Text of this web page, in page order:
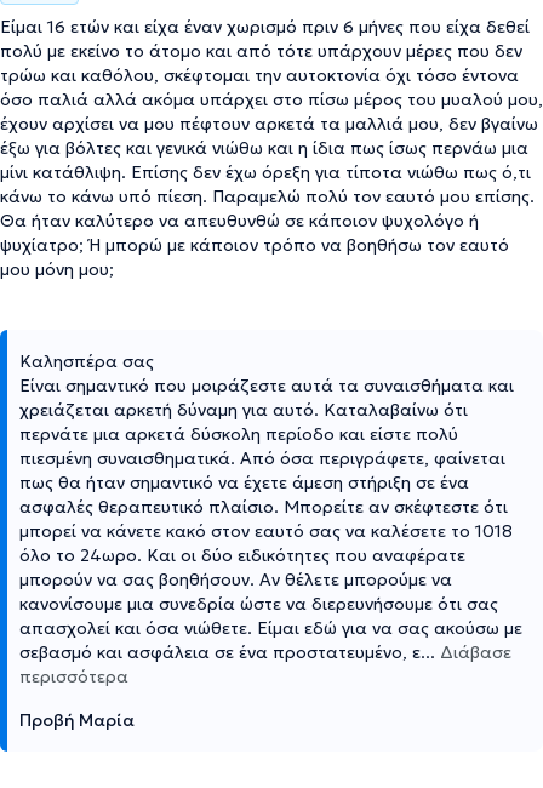
Είμαι 16 ετών και είχα έναν χωρισμό πριν 6 μήνες που είχα δεθεί
πολύ με εκείνο το άτομο και από τότε υπάρχουν μέρες που δεν
τρώω και καθόλου, σκέφτομαι την αυτοκτονία όχι τόσο έντονα
όσο παλιά αλλά ακόμα υπάρχει στο πίσω μέρος του μυαλού μου,
έχουν αρχίσει να μου πέφτουν αρκετά τα μαλλιά μου, δεν βγαίνω
έξω για βόλτες και γενικά νιώθω και η ίδια πως ίσως περνάω μια
μίνι κατάθλιψη. Επίσης δεν έχω όρεξη για τίποτα νιώθω πως ό,τι
κάνω το κάνω υπό πίεση. Παραμελώ πολύ τον εαυτό μου επίσης.
Θα ήταν καλύτερο να απευθυνθώ σε κάποιον ψυχολόγο ή
ψυχίατρο; Ή μπορώ με κάποιον τρόπο να βοηθήσω τον εαυτό
μου μόνη μου;
Καλησπέρα σας
Είναι σημαντικό που μοιράζεστε αυτά τα συναισθήματα και
χρειάζεται αρκετή δύναμη για αυτό. Καταλαβαίνω ότι
περνάτε μια αρκετά δύσκολη περίοδο και είστε πολύ
πιεσμένη συναισθηματικά. Από όσα περιγράφετε, φαίνεται
πως θα ήταν σημαντικό να έχετε άμεση στήριξη σε ένα
ασφαλές θεραπευτικό πλαίσιο. Μπορείτε αν σκέφτεστε ότι
μπορεί να κάνετε κακό στον εαυτό σας να καλέσετε το 1018
όλο το 24ωρο. Και οι δύο ειδικότητες που αναφέρατε
μπορούν να σας βοηθήσουν. Αν θέλετε μπορούμε να
κανονίσουμε μια συνεδρία ώστε να διερευνήσουμε ότι σας
απασχολεί και όσα νιώθετε. Είμαι εδώ για να σας ακούσω με
σεβασμό και ασφάλεια σε ένα προστατευμένο, ε... Διάβασε
περισσότερα
Προβή Μαρία